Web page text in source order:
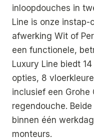
inloopdouches in
Line is onze
afwerking Wit of
een functionele,
Luxury Line biedt
opties, 8
inclusief een
regendouche.
binnen één
monteurs.